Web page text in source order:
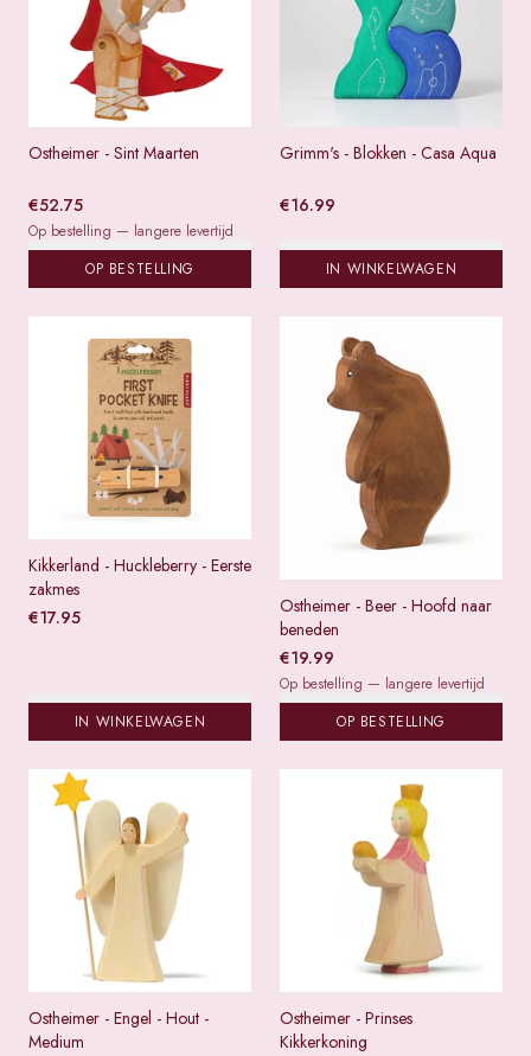
Ostheimer - Sint Maarten
€52.75
Op bestelling — langere levertijd
OP BESTELLING
Grimm's - Blokken - Casa Aqua
€16.99
IN WINKELWAGEN
Kikkerland - Huckleberry - Eerste
zakmes
€17.95
IN WINKELWAGEN
Ostheimer - Beer - Hoofd naar
beneden
€19.99
Op bestelling — langere levertijd
OP BESTELLING
Ostheimer - Engel - Hout -
Medium
Ostheimer - Prinses
Kikkerkoning